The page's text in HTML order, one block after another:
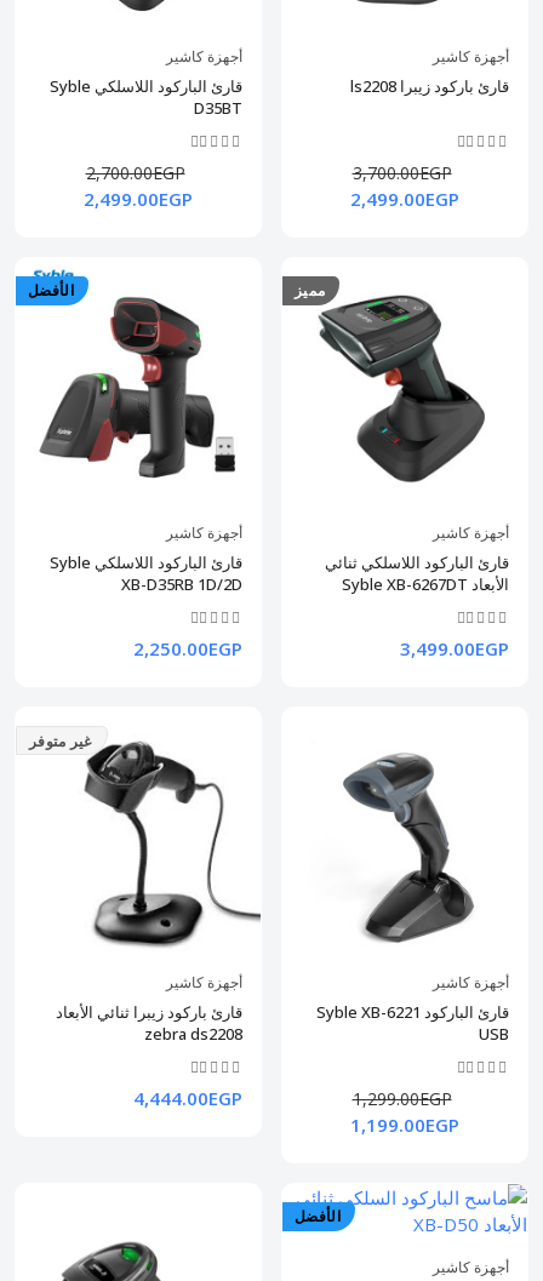
أجهزة كاشير
قارئ باركود زيبرا ls2208
3,700.00EGP
2,499.00EGP
أجهزة كاشير
قارئ الباركود اللاسلكي Syble
D35BT
2,700.00EGP
2,499.00EGP
مميز
أجهزة كاشير
قارئ الباركود اللاسلكي ثنائي
الأبعاد Syble XB-6267DT
3,499.00EGP
الأفضل
أجهزة كاشير
قارئ الباركود اللاسلكي Syble
XB-D35RB 1D/2D
2,250.00EGP
أجهزة كاشير
قارئ الباركود Syble XB-6221
USB
1,299.00EGP
1,199.00EGP
غير متوفر
أجهزة كاشير
قارئ باركود زيبرا ثنائي الأبعاد
zebra ds2208
4,444.00EGP
الأفضل
أجهزة كاشير